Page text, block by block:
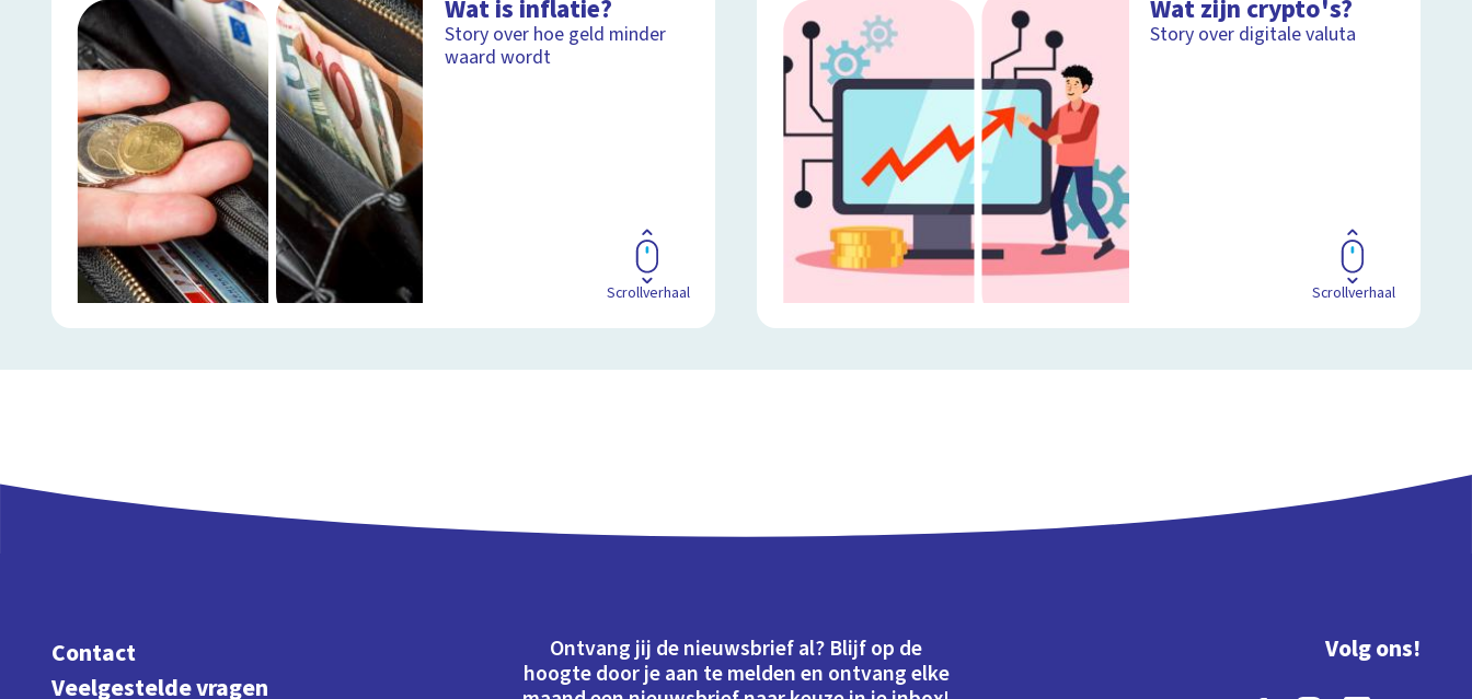
Wat is inflatie?
Story over hoe geld minder
waard wordt
Scrollverhaal
Wat zijn crypto's?
Story over digitale valuta
Scrollverhaal
Contact
Veelgestelde vragen
Ontvang jij de nieuwsbrief al? Blijf op de
hoogte door je aan te melden en ontvang elke
Volg ons!